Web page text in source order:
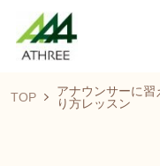
TOP
アナウンサーに
り方レッスン